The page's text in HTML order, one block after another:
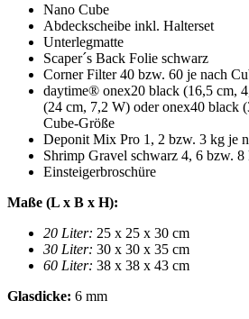
Nano Cube
Abdeckscheibe inkl. Halterset
Unterlegmatte
Scaper´s Back Folie schwarz
Corner Filter 40 bzw. 60 je nach
daytime® onex20 black (16,5 cm,
(24 cm, 7,2 W) oder onex40 black
Cube-Größe
Deponit Mix Pro 1, 2 bzw. 3 kg je
Shrimp Gravel schwarz 4, 6 bzw.
Einsteigerbroschüre
Maße (L x B x H):
20 Liter: 25 x 25 x 30 cm
30 Liter: 30 x 30 x 35 cm
60 Liter: 38 x 38 x 43 cm
Glasdicke: 6 mm